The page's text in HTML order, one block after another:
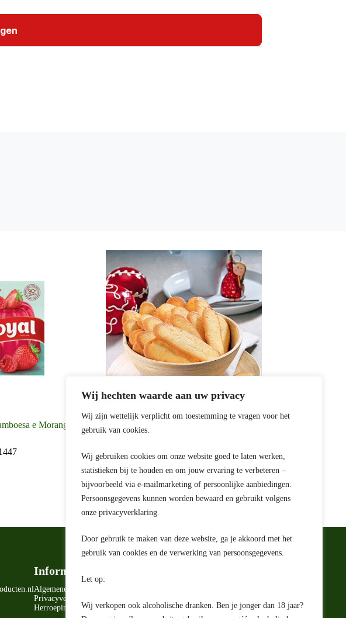
Wij hechten waarde aan uw privacy
Wij zijn wettelijk verplicht om toestemming te vragen voor het
gebruik van cookies.
Wij gebruiken cookies om onze website goed te laten werken,
statistieken bij te houden en om jouw ervaring te verbeteren –
bijvoorbeeld via e-mailmarketing of persoonlijke aanbiedingen.
Persoonsgegevens kunnen worden bewaard en gebruikt volgens
onze privacyverklaring.
Door gebruik te maken van deze website, ga je akkoord met het
gebruik van cookies en de verwerking van persoonsgegevens.
Let op:
Wij verkopen ook alcoholische dranken. Ben je jonger dan 18 jaar?
e Morango
Princesa do Douro Linguas de Veado 250
Gr
EAN:
8700000054653
€2,99
Informatie
Algemene voorwaarden
Privacyverklaring
Herroepingsrecht